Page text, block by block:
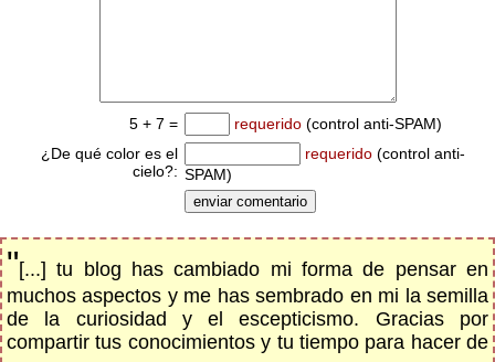
5 + 7 = requerido (control anti-SPAM)
¿De qué color es el
cielo?:
requerido (control anti-
SPAM)
"[...] tu blog has cambiado mi forma de pensar en
muchos aspectos y me has sembrado en mi la semilla
de la curiosidad y el escepticismo. Gracias por
compartir tus conocimientos y tu tiempo para hacer de